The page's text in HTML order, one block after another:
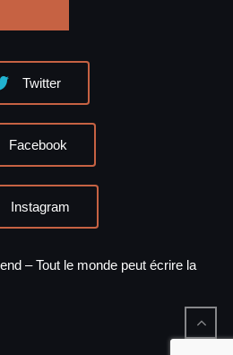
Twitter
Facebook
Instagram
– Tout le monde peut écrire la